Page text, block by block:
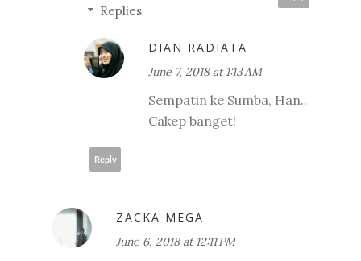
Replies
DIAN RADIATA
June 7, 2018 at 1:13 AM
Sempatin ke Sumba, Han..
Cakep banget!
Reply
ZACKA MEGA
June 6, 2018 at 12:11 PM